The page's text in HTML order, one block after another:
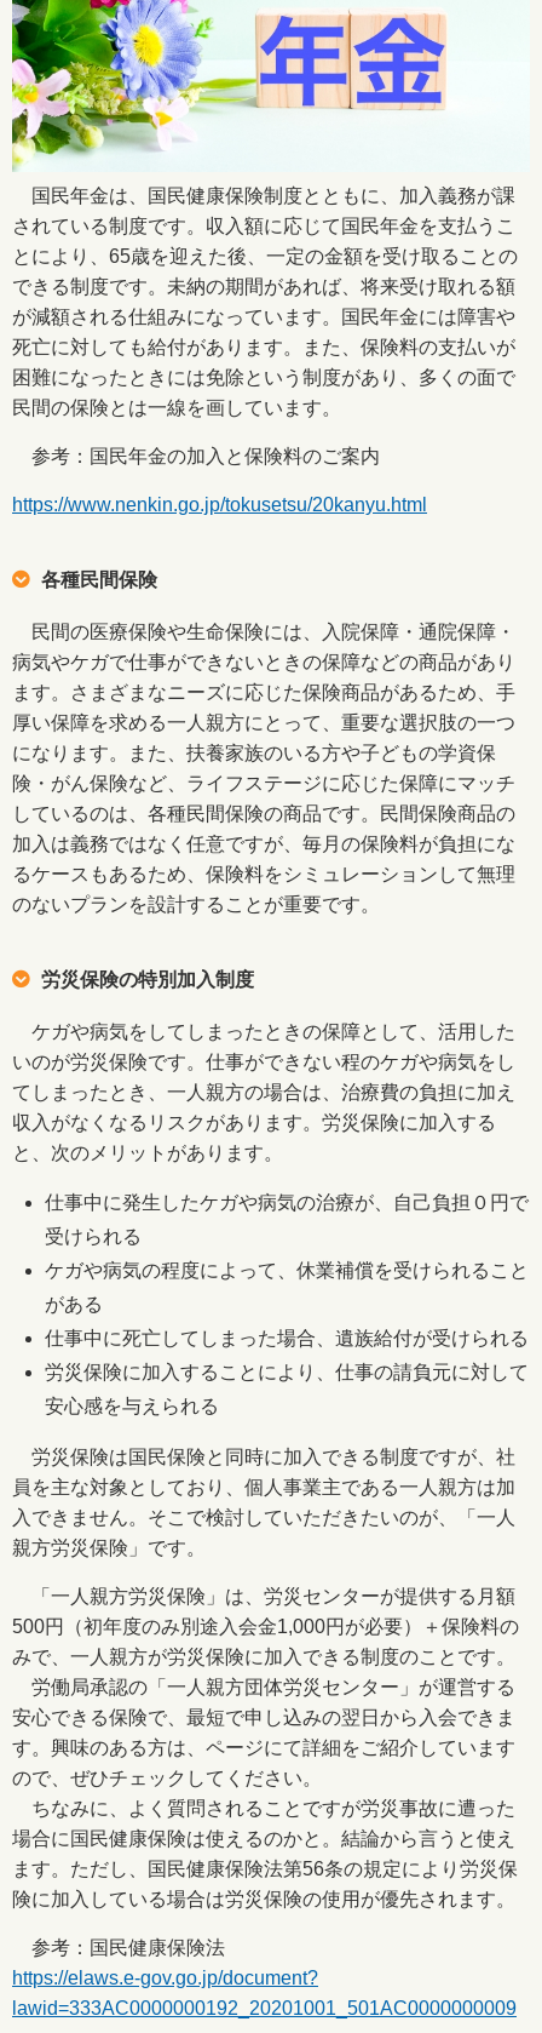
国民年金は、国民健康保険制度とともに、加入義務が課
されている制度です。収入額に応じて国民年金を支払うこ
とにより、65歳を迎えた後、一定の金額を受け取ることの
できる制度です。未納の期間があれば、将来受け取れる額
が減額される仕組みになっています。国民年金には障害や
死亡に対しても給付があります。また、保険料の支払いが
困難になったときには免除という制度があり、多くの面で
民間の保険とは一線を画しています。
参考：国民年金の加入と保険料のご案内
https://www.nenkin.go.jp/tokusetsu/20kanyu.html
各種民間保険
民間の医療保険や生命保険には、入院保障・通院保障・
病気やケガで仕事ができないときの保障などの商品があり
ます。さまざまなニーズに応じた保険商品があるため、手
厚い保障を求める一人親方にとって、重要な選択肢の一つ
になります。また、扶養家族のいる方や子どもの学資保
険・がん保険など、ライフステージに応じた保障にマッチ
しているのは、各種民間保険の商品です。民間保険商品の
加入は義務ではなく任意ですが、毎月の保険料が負担にな
るケースもあるため、保険料をシミュレーションして無理
のないプランを設計することが重要です。
労災保険の特別加入制度
ケガや病気をしてしまったときの保障として、活用した
いのが労災保険です。仕事ができない程のケガや病気をし
てしまったとき、一人親方の場合は、治療費の負担に加え
収入がなくなるリスクがあります。労災保険に加入する
と、次のメリットがあります。
仕事中に発生したケガや病気の治療が、自己負担０円で
受けられる
ケガや病気の程度によって、休業補償を受けられること
がある
仕事中に死亡してしまった場合、遺族給付が受けられる
労災保険に加入することにより、仕事の請負元に対して
安心感を与えられる
労災保険は国民保険と同時に加入できる制度ですが、社
員を主な対象としており、個人事業主である一人親方は加
入できません。そこで検討していただきたいのが、「一人
親方労災保険」です。
「一人親方労災保険」は、労災センターが提供する月額
500円（初年度のみ別途入会金1,000円が必要）＋保険料の
みで、一人親方が労災保険に加入できる制度のことです。
労働局承認の「一人親方団体労災センター」が運営する
安心できる保険で、最短で申し込みの翌日から入会できま
す。興味のある方は、ページにて詳細をご紹介しています
ので、ぜひチェックしてください。
ちなみに、よく質問されることですが労災事故に遭った
場合に国民健康保険は使えるのかと。結論から言うと使え
ます。ただし、国民健康保険法第56条の規定により労災保
険に加入している場合は労災保険の使用が優先されます。
参考：国民健康保険法
https://elaws.e-gov.go.jp/document?
lawid=333AC0000000192_20201001_501AC0000000009